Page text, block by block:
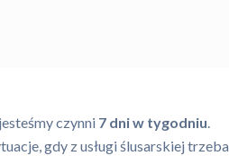
czynni 7 dni w tygodniu.
gdy z usługi ślusarskiej trzeba